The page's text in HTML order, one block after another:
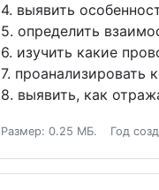
4. выявить
5. определить
6. изучить какие
7. проанализировать
8. выявить, как
Размер: 0.25 МБ. Год